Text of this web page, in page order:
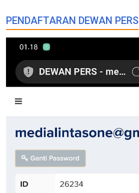
PENDAFTARAN DEWAN PERS